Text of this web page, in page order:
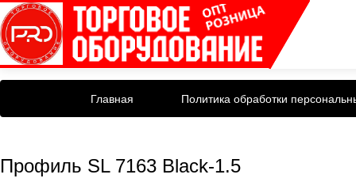
Главная Политика обработки
Профиль SL 7163 Black-1.5